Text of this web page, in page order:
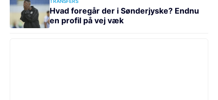
Hvad foregår der i Sønderjyske? Endnu
en profil på vej væk